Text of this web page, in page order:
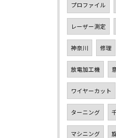
プロファイル
レーザー測定
神奈川 修理
放電加工機
ワイヤーカット
ターニング
マシニング